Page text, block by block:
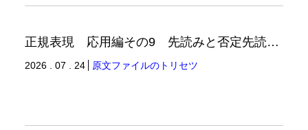
正規表現 応用編その9 先読みと否定先読みの例
2026 . 07 . 24 原文ファイルのトリセツ